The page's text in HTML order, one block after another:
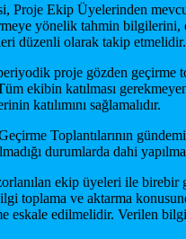
Proje Ekip Üyelerinden
yönelik tahmin bilgilerini,
düzenli olarak takip etmelidir.
proje gözden geçirme
ekibin katılması
katılımını sağlamalıdır.
Toplantılarının
durumlarda dahi
ekip üyeleri ile birebir
toplama ve aktarma
eskale edilmelidir. Verilen